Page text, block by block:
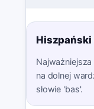
Hiszpański
na dolnej
słowie 'bas'.